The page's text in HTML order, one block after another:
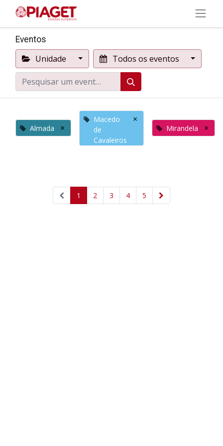
Eventos
Unidade Todos os eventos
Almada ×
Macedo
de
Cavaleiros
×
Mirandela ×
1 2 3 4 5